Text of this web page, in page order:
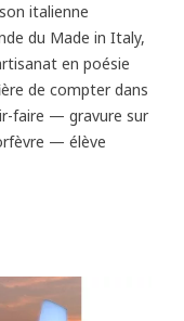
italienne
du Made in Italy,
en poésie
de compter dans
faire — gravure sur
— élève